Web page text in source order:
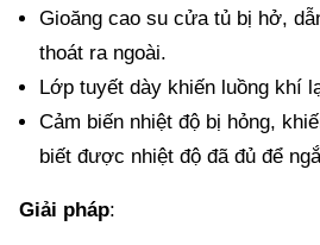
Gioăng cao su cửa tủ bị hở,
thoát ra ngoài.
Lớp tuyết dày khiến luồng khí
Cảm biến nhiệt độ bị hỏng,
biết được nhiệt độ đã đủ để
Giải pháp: